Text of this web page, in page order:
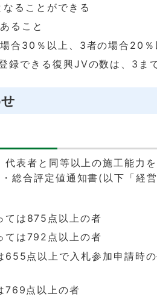
ることができる
ること
合30％以上、3者の場合20％
録できる復興JVの数は、3ま
代表者と同等以上の施工能力
総合評定値通知書(以下「経
ては875点以上の者
ては792点以上の者
655点以上で入札参加申請時
769点以上の者